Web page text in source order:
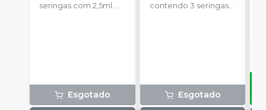
seringas com 2,5ml
Esgotado
contendo 3 seringas
Esgotado